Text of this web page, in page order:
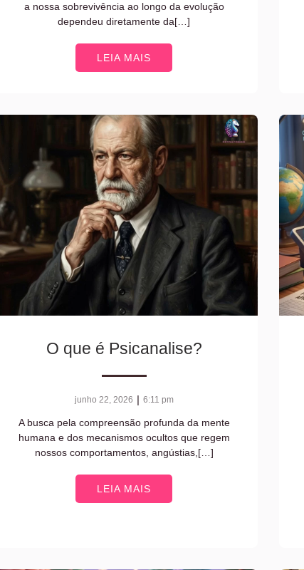
a nossa sobrevivência ao longo da evolução
dependeu diretamente da[…]
LEIA MAIS
O que é Psicanalise?
junho 22, 2026 | 6:11 pm
A busca pela compreensão profunda da mente
humana e dos mecanismos ocultos que regem
nossos comportamentos, angústias,[…]
LEIA MAIS